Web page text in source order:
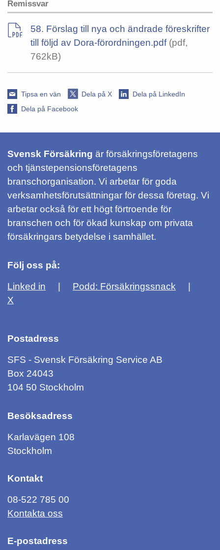
Remissvar
58. Förslag till nya och ändrade föreskrifter
till följd av Dora-förordningen.pdf(pdf,
762kB)
Tipsa en vän Dela på X
Dela på LinkedIn
Dela på Facebook
Svensk Försäkring är försäkringsföretagens
och tjänstepensionsföretagens
branschorganisation. Vi arbetar för goda
verksamhetsförutsättningar för dessa företag. Vi
arbetar också för ett högt förtroende för
branschen och för ökad kunskap om privata
försäkringars betydelse i samhället.
Följ oss på:
Linked in
Podd: Försäkringssnack
X
Postadress
SFS - Svensk Försäkring Service AB
Box 24043
104 50 Stockholm
Besöksadress
Karlavägen 108
Stockholm
Kontakt
08-522 785 00
Kontakta oss
E-postadress